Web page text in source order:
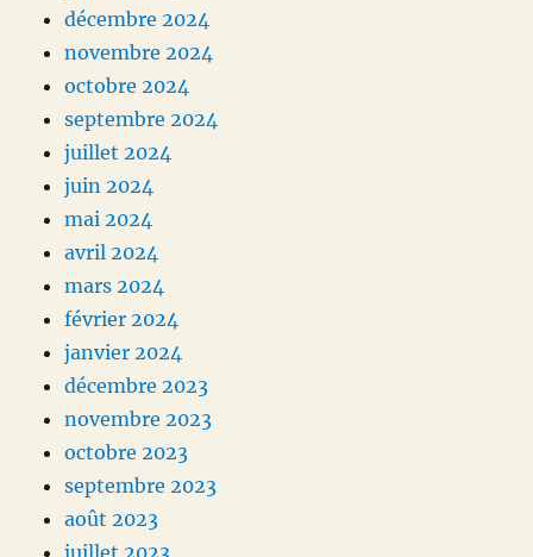
décembre 2024
novembre 2024
octobre 2024
septembre 2024
juillet 2024
juin 2024
mai 2024
avril 2024
mars 2024
février 2024
janvier 2024
décembre 2023
novembre 2023
octobre 2023
septembre 2023
août 2023